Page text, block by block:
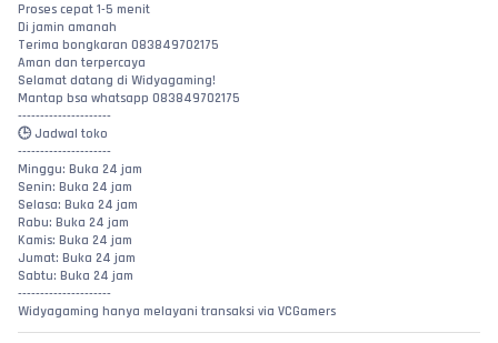
Proses cepat 1-5 menit
Di jamin amanah
Terima bongkaran 083849702175
Aman dan terpercaya
Selamat datang di Widyagaming!
Mantap bsa whatsapp 083849702175
---------------------
🕒 Jadwal toko
---------------------
Minggu: Buka 24 jam
Senin: Buka 24 jam
Selasa: Buka 24 jam
Rabu: Buka 24 jam
Kamis: Buka 24 jam
Jumat: Buka 24 jam
Sabtu: Buka 24 jam
---------------------
Widyagaming hanya melayani transaksi via VCGamers